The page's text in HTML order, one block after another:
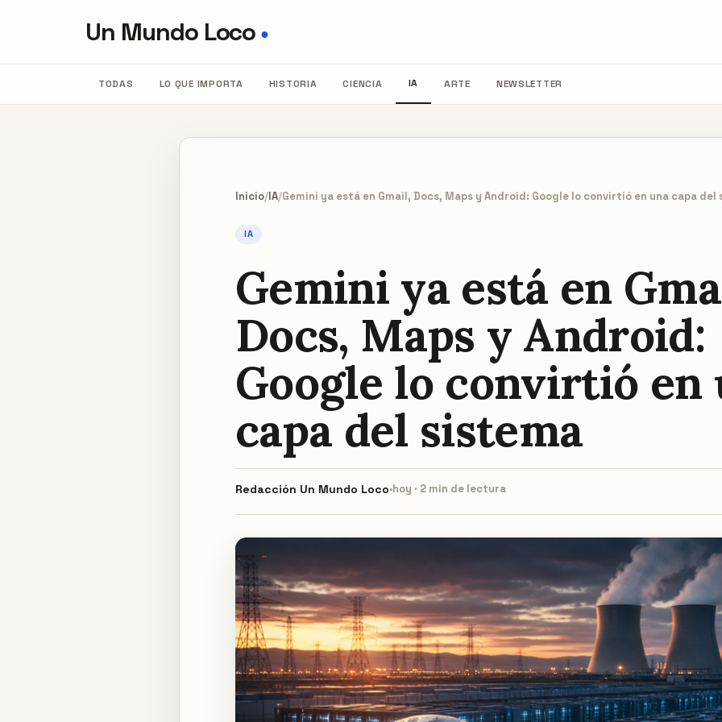
Un Mundo Loco ●
TODAS LO QUE IMPORTA HISTORIA CIENCIA IA ARTE NEWSLETTER
Inicio/IA/Gemini ya está en Gmail, Docs, Maps y Android: Google lo convirtió en una capa del
IA
Gemini ya está en
Docs, Maps y Android:
Google lo convirtió en
capa del sistema
Redacción Un Mundo Loco·hoy · 2 min de lectura